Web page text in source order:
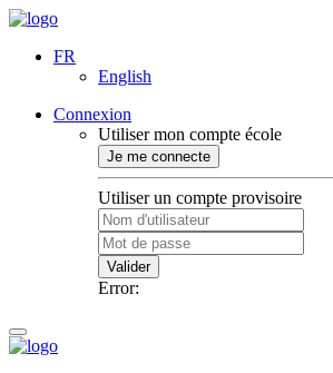
FR
English
Connexion
Utiliser mon compte école
Je me connecte
Utiliser un compte provisoire
Valider
Error: